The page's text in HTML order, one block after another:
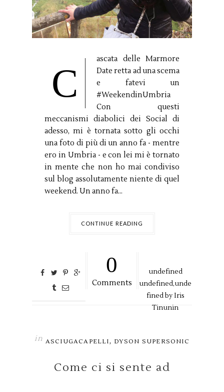
C
ascata delle Marmore
Date retta ad una scema
e fatevi un
#WeekendinUmbria
Con questi
meccanismi diabolici dei Social di
adesso, mi è tornata sotto gli occhi
una foto di più di un anno fa - mentre
ero in Umbria - e con lei mi è tornato
in mente che non ho mai condiviso
sul blog assolutamente niente di quel
weekend. Un anno fa...
CONTINUE READING
0
Comments
undefined
undefined,unde
fined byIris
Tinunin
in ASCIUGACAPELLI, DYSON SUPERSONIC
Come ci si sente ad